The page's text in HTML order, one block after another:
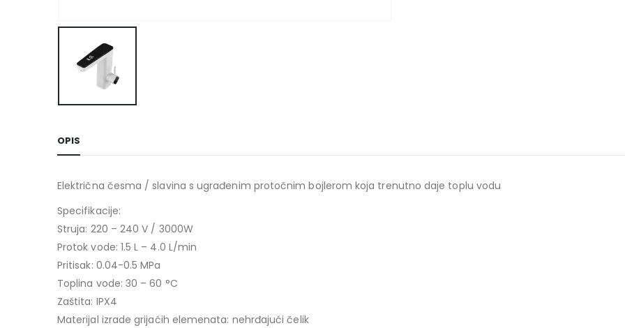
OPIS
Električna česma / slavina s ugrađenim protočnim bojlerom koja trenutno daje toplu vodu
Specifikacije:
Struja: 220 – 240 V / 3000W
Protok vode: 1.5 L – 4.0 L/min
Pritisak: 0.04-0.5 MPa
Toplina vode: 30 – 60 °C
Zaštita: IPX4
Materijal izrade grijaćih elemenata: nehrđajući čelik